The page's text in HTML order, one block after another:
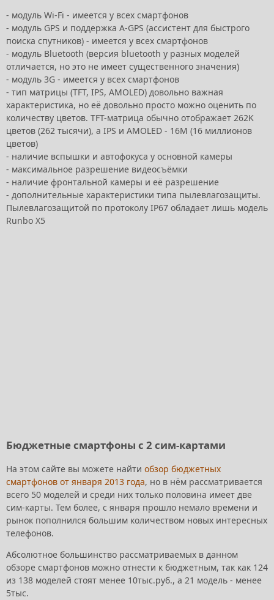
- модуль Wi-Fi - имеется у всех смартфонов
- модуль GPS и поддержка A-GPS (ассистент для быстрого
поиска спутников) - имеется у всех смартфонов
- модуль Bluetooth (версия bluetooth у разных моделей
отличается, но это не имеет существенного значения)
- модуль 3G - имеется у всех смартфонов
- тип матрицы (TFT, IPS, AMOLED) довольно важная
характеристика, но её довольно просто можно оценить по
количеству цветов. TFT-матрица обычно отображает 262K
цветов (262 тысячи), а IPS и AMOLED - 16M (16 миллионов
цветов)
- наличие вспышки и автофокуса у основной камеры
- максимальное разрешение видеосъёмки
- наличие фронтальной камеры и её разрешение
- дополнительные характеристики типа пылевлагозащиты.
Пылевлагозащитой по протоколу IP67 обладает лишь модель
Runbo X5
Бюджетные смартфоны с 2 сим-картами
На этом сайте вы можете найти обзор бюджетных
смартфонов от января 2013 года, но в нём рассматривается
всего 50 моделей и среди них только половина имеет две
сим-карты. Тем более, с января прошло немало времени и
рынок пополнился большим количеством новых интересных
телефонов.
Абсолютное большинство рассматриваемых в данном
обзоре смартфонов можно отнести к бюджетным, так как 124
из 138 моделей стоят менее 10тыс.руб., а 21 модель - менее
5тыс.